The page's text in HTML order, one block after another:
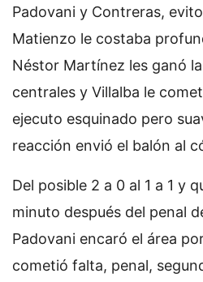
Padovani y Contreras,
Matienzo le costaba
Néstor Martínez les ganó
centrales y Villalba le
ejecuto esquinado pero
reacción envió el balón al
Del posible 2 a 0 al 1 a 1 y
minuto después del penal
Padovani encaró el área
cometió falta, penal,